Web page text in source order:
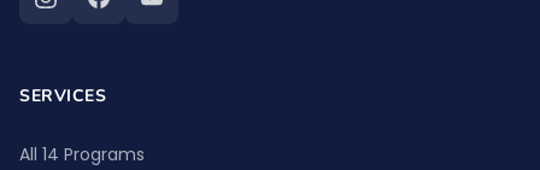
SERVICES
All 14 Programs